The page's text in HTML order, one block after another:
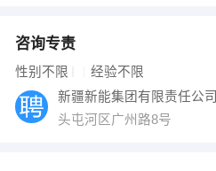
咨询专责
性别不限 经验不限
新疆新能集团有限责任公司
头屯河区广州路8号